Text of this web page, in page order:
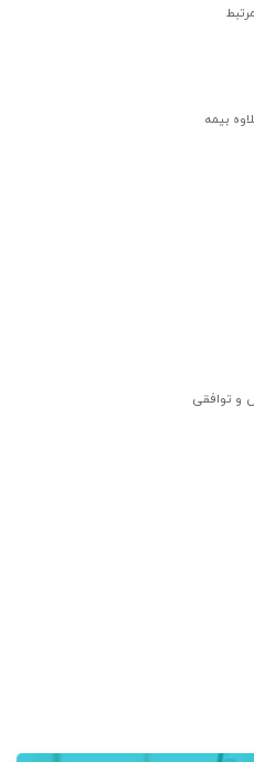
بیمه
و توافقی